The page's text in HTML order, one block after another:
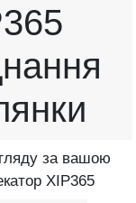
за вашою
XIP365